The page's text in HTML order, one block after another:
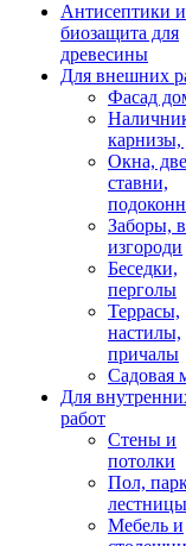
Антисептики
биозащита для
древесины
Для внешних
Фасад
карнизы,
Окна,
ставни,
Заборы,
изгороди
Беседки,
перголы
Террасы,
настилы,
причалы
Садовая
Для
работ
Стены и
потолки
Пол,
лестницы
Мебель и